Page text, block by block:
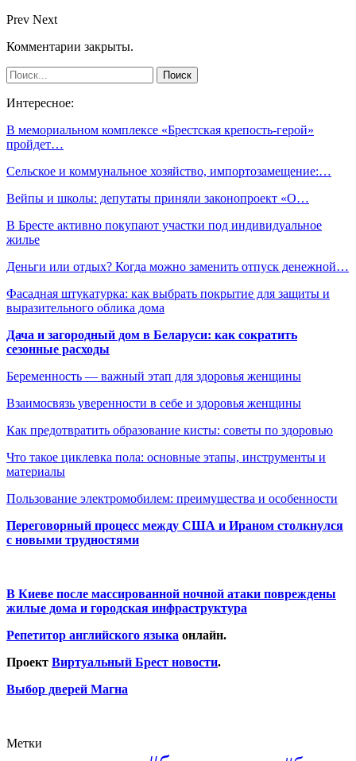
Prev Next
Комментарии закрыты.
Интересное:
В мемориальном комплексе «Брестская крепость-герой»
пройдет…
Сельское и коммунальное хозяйство, импортозамещение:…
Вейпы и школы: депутаты приняли законопроект «О…
В Бресте активно покупают участки под индивидуальное
жилье
Деньги или отдых? Когда можно заменить отпуск денежной…
Фасадная штукатурка: как выбрать покрытие для защиты и
выразительного облика дома
Дача и загородный дом в Беларуси: как сократить
сезонные расходы
Беременность — важный этап для здоровья женщины
Взаимосвязь уверенности в себе и здоровья женщины
Как предотвратить образование кисты: советы по здоровью
Что такое циклевка пола: основные этапы, инструменты и
материалы
Пользование электромобилем: преимущества и особенности
Переговорный процесс между США и Ираном столкнулся
с новыми трудностями
В Киеве после массированной ночной атаки повреждены
жилые дома и городская инфраструктура
Репетитор английского языка онлайн.
Проект Виртуальный Брест новости.
Выбор дверей Магна
Метки